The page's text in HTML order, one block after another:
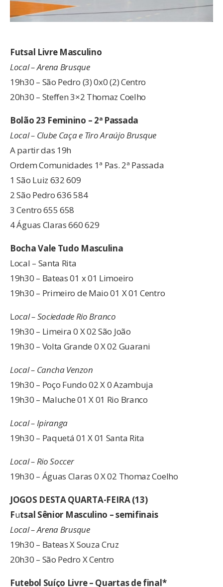
Futsal Livre Masculino
Local – Arena Brusque
19h30 – São Pedro (3) 0x0 (2) Centro
20h30 – Steffen 3×2 Thomaz Coelho
Bolão 23 Feminino – 2ª Passada
Local – Clube Caça e Tiro Araújo Brusque
A partir das 19h
Ordem Comunidades 1ª Pas. 2ª Passada
1 São Luiz 632 609
2 São Pedro 636 584
3 Centro 655 658
4 Águas Claras 660 629
Bocha Vale Tudo Masculina
Local – Santa Rita
19h30 – Bateas 01 x 01 Limoeiro
19h30 – Primeiro de Maio 01 X 01 Centro
Local – Sociedade Rio Branco
19h30 – Limeira 0 X 02 São João
19h30 – Volta Grande 0 X 02 Guarani
Local – Cancha Venzon
19h30 – Poço Fundo 02 X 0 Azambuja
19h30 – Maluche 01 X 01 Rio Branco
Local – Ipiranga
19h30 – Paquetá 01 X 01 Santa Rita
Local – Rio Soccer
19h30 – Águas Claras 0 X 02 Thomaz Coelho
JOGOS DESTA QUARTA-FEIRA (13)
Futsal Sênior Masculino – semifinais
Local – Arena Brusque
19h30 – Bateas X Souza Cruz
20h30 – São Pedro X Centro
Futebol Suíço Livre – Quartas de final*